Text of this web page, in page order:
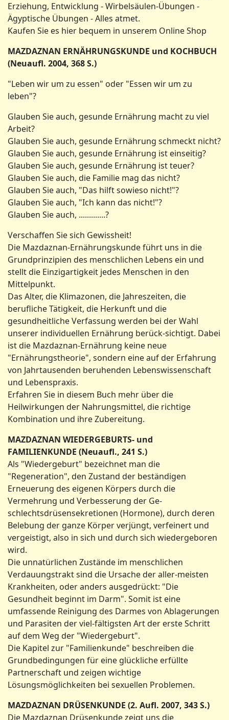
Erziehung, Entwicklung - Wirbelsäulen-Übungen -
Ägyptische Übungen - Alles atmet.
Kaufen Sie es hier bequem in unserem Online Shop
MAZDAZNAN ERNÄHRUNGSKUNDE und KOCHBUCH
(Neuaufl. 2004, 368 S.)
"Leben wir um zu essen" oder "Essen wir um zu
leben"?
Glauben Sie auch, gesunde Ernährung macht zu viel
Arbeit?
Glauben Sie auch, gesunde Ernährung schmeckt nicht?
Glauben Sie auch, gesunde Ernährung ist einseitig?
Glauben Sie auch, gesunde Ernährung ist teuer?
Glauben Sie auch, die Familie mag das nicht?
Glauben Sie auch, "Das hilft sowieso nicht!"?
Glauben Sie auch, "Ich kann das nicht!"?
Glauben Sie auch, .............?
Verschaffen Sie sich Gewissheit!
Die Mazdaznan-Ernährungskunde führt uns in die
Grundprinzipien des menschlichen Lebens ein und
stellt die Einzigartigkeit jedes Menschen in den
Mittelpunkt.
Das Alter, die Klimazonen, die Jahreszeiten, die
berufliche Tätigkeit, die Herkunft und die
gesundheitliche Verfassung werden bei der Wahl
unserer individuellen Ernährung berück-sichtigt. Dabei
ist die Mazdaznan-Ernährung keine neue
"Ernährungstheorie", sondern eine auf der Erfahrung
von Jahrtausenden beruhenden Lebenswissenschaft
und Lebenspraxis.
Erfahren Sie in diesem Buch mehr über die
Heilwirkungen der Nahrungsmittel, die richtige
Kombination und ihre Zubereitung.
MAZDAZNAN WIEDERGEBURTS- und
FAMILIENKUNDE (Neuaufl., 241 S.)
Als "Wiedergeburt" bezeichnet man die
"Regeneration", den Zustand der beständigen
Erneuerung des eigenen Körpers durch die
Vermehrung und Verbesserung der Ge-
schlechtsdrüsensekretionen (Hormone), durch deren
Belebung der ganze Körper verjüngt, verfeinert und
vergeistigt, also in sich und durch sich wiedergeboren
wird.
Die unnatürlichen Zustände im menschlichen
Verdauungstrakt sind die Ursache der aller-meisten
Krankheiten, oder anders ausgedrückt: "Die
Gesundheit beginnt im Darm". Somit ist eine
umfassende Reinigung des Darmes von Ablagerungen
und Parasiten der viel-fältigsten Art der erste Schritt
auf dem Weg der "Wiedergeburt".
Die Kapitel zur "Familienkunde" beschreiben die
Grundbedingungen für eine glückliche erfüllte
Partnerschaft und zeigen wichtige
Lösungsmöglichkeiten bei sexuellen Problemen.
MAZDAZNAN DRÜSENKUNDE (2. Aufl. 2007, 343 S.)
Die Mazdaznan Drüsenkunde zeigt uns die